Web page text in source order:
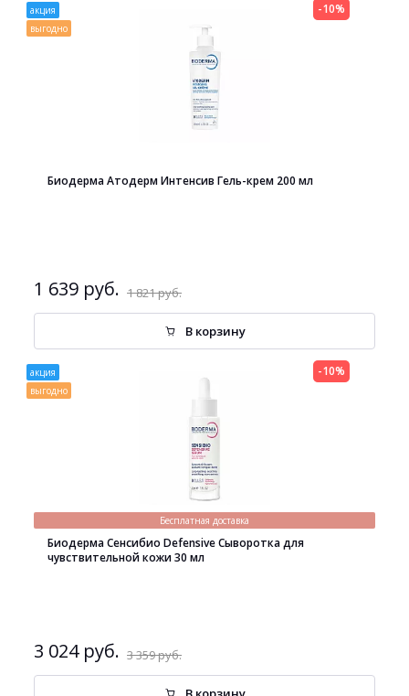
акция
выгодно
Биодерма Атодерм Интенсив Гель-крем 200 мл
1 639 руб. 1 821 руб.
-10%
В корзину
акция
выгодно
Бесплатная доставка
Биодерма Сенсибио Defensive Сыворотка для
чувствительной кожи 30 мл
3 024 руб. 3 359 руб.
-10%